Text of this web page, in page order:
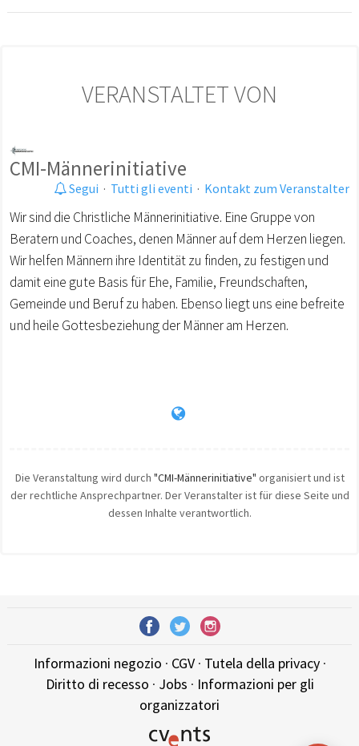
VERANSTALTET VON
CMI-Männerinitiative
Segui · Tutti gli eventi · Kontakt zum Veranstalter
Wir sind die Christliche Männerinitiative. Eine Gruppe von
Beratern und Coaches, denen Männer auf dem Herzen liegen.
Wir helfen Männern ihre Identität zu finden, zu festigen und
damit eine gute Basis für Ehe, Familie, Freundschaften,
Gemeinde und Beruf zu haben. Ebenso liegt uns eine befreite
und heile Gottesbeziehung der Männer am Herzen.
Die Veranstaltung wird durch "CMI-Männerinitiative" organisiert und ist
der rechtliche Ansprechpartner. Der Veranstalter ist für diese Seite und
dessen Inhalte verantwortlich.
Informazioni negozio · CGV· Tutela della privacy·
Diritto di recesso · Jobs · Informazioni per gli
organizzatori